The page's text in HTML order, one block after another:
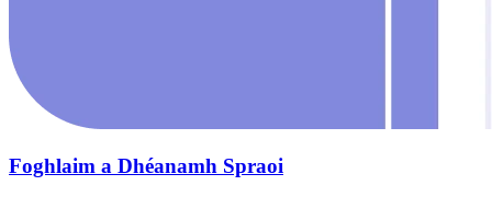
Foghlaim a Dhéanamh Spraoi